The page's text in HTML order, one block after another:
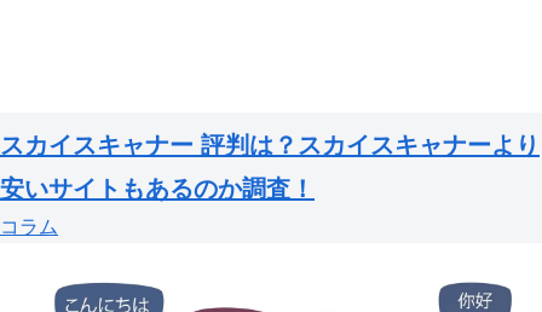
スカイスキャナー 評判は？スカイスキャナーより
安いサイトもあるのか調査！
コラム